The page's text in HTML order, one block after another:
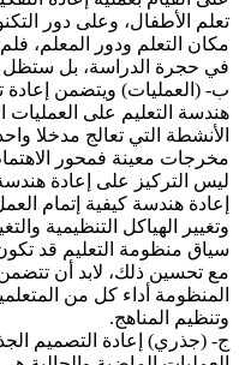
تعلم الأطفال، وعلى دور
مكان التعلم ودور المعلم،
في حجرة الدراسة، بل ستظل
ب- (العمليات) ويتضمن إعادة
هندسة التعليم على
الأنشطة التي تعالج مدخلا
مخرجات معينة فمحور
ليس التركيز على إعادة
إعادة هندسة كيفية إتمام
وتغيير الهياكل التنظيمية
سياق منظومة التعليم قد
مع تحسين ذلك، لابد أن
المنظومة أداء كل من
وتنظيم المناهج.
ج- (جذري) إعادة التصميم